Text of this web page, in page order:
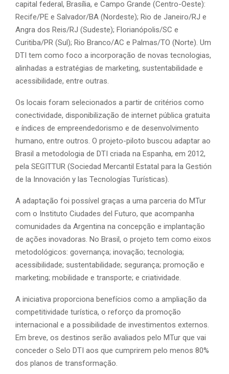
capital federal, Brasília, e Campo Grande (Centro-Oeste):
Recife/PE e Salvador/BA (Nordeste); Rio de Janeiro/RJ e
Angra dos Reis/RJ (Sudeste); Florianópolis/SC e
Curitiba/PR (Sul); Rio Branco/AC e Palmas/TO (Norte). Um
DTI tem como foco a incorporação de novas tecnologias,
alinhadas a estratégias de marketing, sustentabilidade e
acessibilidade, entre outras.
Os locais foram selecionados a partir de critérios como
conectividade, disponibilização de internet pública gratuita
e índices de empreendedorismo e de desenvolvimento
humano, entre outros. O projeto-piloto buscou adaptar ao
Brasil a metodologia de DTI criada na Espanha, em 2012,
pela SEGITTUR (Sociedad Mercantil Estatal para la Gestión
de la Innovación y las Tecnologías Turísticas).
A adaptação foi possível graças a uma parceria do MTur
com o Instituto Ciudades del Futuro, que acompanha
comunidades da Argentina na concepção e implantação
de ações inovadoras. No Brasil, o projeto tem como eixos
metodológicos: governança; inovação; tecnologia;
acessibilidade; sustentabilidade; segurança; promoção e
marketing; mobilidade e transporte; e criatividade.
A iniciativa proporciona benefícios como a ampliação da
competitividade turística, o reforço da promoção
internacional e a possibilidade de investimentos externos.
Em breve, os destinos serão avaliados pelo MTur que vai
conceder o Selo DTI aos que cumprirem pelo menos 80%
dos planos de transformação.